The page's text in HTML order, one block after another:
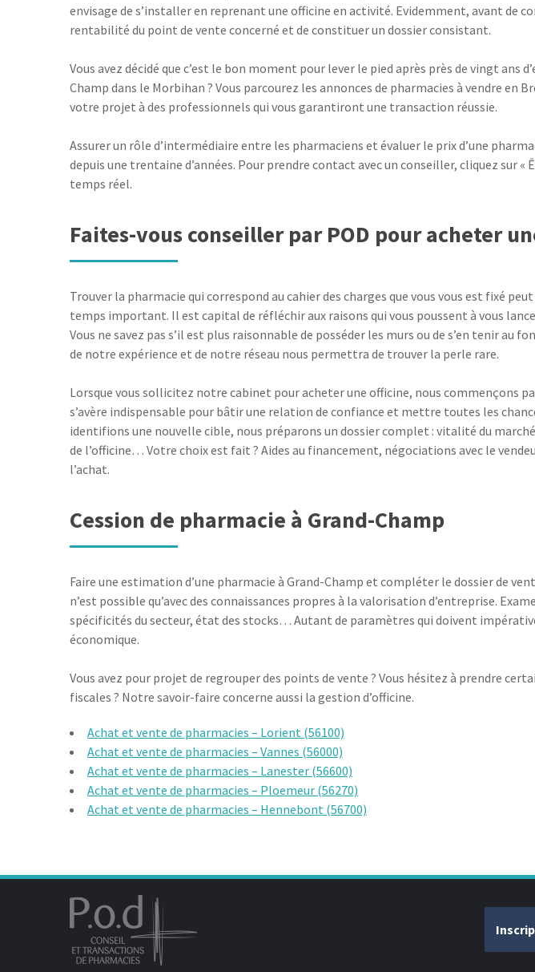
envisage de s’installer en reprenant une officine en activité. Evidemment, avant de
rentabilité du point de vente concerné et de constituer un dossier consistant.
Vous avez décidé que c’est le bon moment pour lever le pied après près de vingt ans
Champ dans le Morbihan ? Vous parcourez les annonces de pharmacies à vendre
votre projet à des professionnels qui vous garantiront une transaction réussie.
Assurer un rôle d’intermédiaire entre les pharmaciens et évaluer le prix d’une
depuis une trentaine d’années. Pour prendre contact avec un conseiller, cliquez sur «
temps réel.
Faites-vous conseiller par POD pour acheter
Trouver la pharmacie qui correspond au cahier des charges que vous vous est fixé
temps important. Il est capital de réfléchir aux raisons qui vous poussent à vous
Vous ne savez pas s’il est plus raisonnable de posséder les murs ou de s’en tenir au
de notre expérience et de notre réseau nous permettra de trouver la perle rare.
Lorsque vous sollicitez notre cabinet pour acheter une officine, nous commençons
s’avère indispensable pour bâtir une relation de confiance et mettre toutes les
identifions une nouvelle cible, nous préparons un dossier complet : vitalité du
de l’officine… Votre choix est fait ? Aides au financement, négociations avec le
l’achat.
Cession de pharmacie à Grand-Champ
Faire une estimation d’une pharmacie à Grand-Champ et compléter le dossier de
n’est possible qu’avec des connaissances propres à la valorisation d’entreprise.
spécificités du secteur, état des stocks… Autant de paramètres qui doivent
économique.
Vous avez pour projet de regrouper des points de vente ? Vous hésitez à prendre
fiscales ? Notre savoir-faire concerne aussi la gestion d’officine.
Achat et vente de pharmacies – Lorient (56100)
Achat et vente de pharmacies – Vannes (56000)
Achat et vente de pharmacies – Lanester (56600)
Achat et vente de pharmacies – Ploemeur (56270)
Achat et vente de pharmacies – Hennebont (56700)